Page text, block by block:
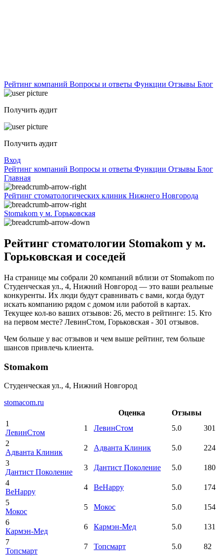
Рейтинг компаний Вопросы и ответы Функции Отзывы Блог
Получить аудит
Получить аудит
Вход
Рейтинг компаний Вопросы и ответы Функции Отзывы Блог
Главная
Рейтинг стоматологических клиник Нижнего Новгорода
Stomakom у м. Горьковская
Рейтинг стоматологии Stomakom у м.
Горьковская и соседей
На странице мы собрали 20 компаний вблизи от Stomakom по
Студенческая ул., 4, Нижний Новгород — это ваши реальные
конкуренты. Их люди будут сравнивать с вами, когда будут
искать компанию рядом с домом или работой в картах.
Текущее кол-во ваших отзывов: 26, место в рейтинге: 15. Кто
на первом месте? ЛевинСтом, Горьковская - 301 отзывов.
Чем больше у вас отзывов и чем выше рейтинг, тем больше
шансов привлечь клиента.
Stomakom
Студенческая ул., 4, Нижний Новгород
stomacom.ru
Оценка
Отзывы
1
ЛевинСтом
1 ЛевинСтом 5.0
301
2
Адванта Клиник
2 Адванта Клиник 5.0
224
3
Дантист Поколение
3 Дантист Поколение 5.0
180
4
BeHappy
4 BeHappy 5.0
174
5
Мокос
5 Мокос 5.0
154
6
Кармэн-Мед
6 Кармэн-Мед 5.0
131
7
Топсмарт
7 Топсмарт 5.0
82